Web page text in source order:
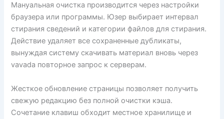
Мануальная очистка производится через настройки
браузера или программы. Юзер выбирает интервал
стирания сведений и категории файлов для стирания.
Действие удаляет все сохраненные дубликаты,
вынуждая систему скачивать материал вновь через
vavada повторное запрос к серверам.
Жесткое обновление страницы позволяет получить
свежую редакцию без полной очистки кэша.
Сочетание клавиш обходит местное хранилище и